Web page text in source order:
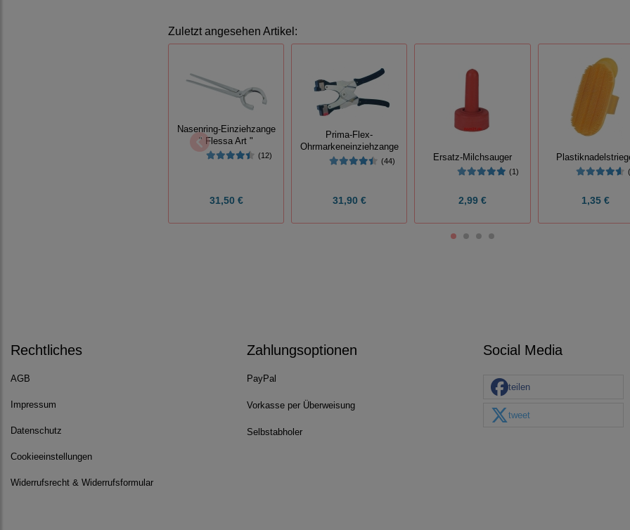
Zuletzt angesehen Artikel:
Nasenring-Einziehzange
" Flessa Art "
(12)
31,50 €
Prima-Flex-
Ohrmarkeneinziehzange
(44)
31,90 €
Ersatz-Milchsauger
(1)
2,99 € 1,35 €
Rechtliches
AGB
Impressum
Datenschutz
Cookieeinstellungen
Widerrufsrecht & Widerrufsformular
Zahlungsoptionen
PayPal
Vorkasse per Überweisung
Selbstabholer
Social Media
teilen
tweet